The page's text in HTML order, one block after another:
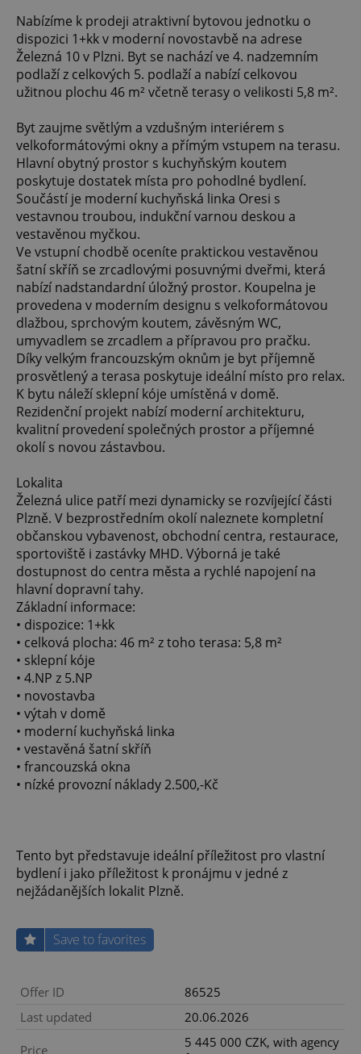
Nabízíme k prodeji atraktivní bytovou jednotku o
dispozici 1+kk v moderní novostavbě na adrese
Železná 10 v Plzni. Byt se nachází ve 4. nadzemním
podlaží z celkových 5. podlaží a nabízí celkovou
užitnou plochu 46 m² včetně terasy o velikosti 5,8 m².
Byt zaujme světlým a vzdušným interiérem s
velkoformátovými okny a přímým vstupem na terasu.
Hlavní obytný prostor s kuchyňským koutem
poskytuje dostatek místa pro pohodlné bydlení.
Součástí je moderní kuchyňská linka Oresi s
vestavnou troubou, indukční varnou deskou a
vestavěnou myčkou.
Ve vstupní chodbě oceníte praktickou vestavěnou
šatní skříň se zrcadlovými posuvnými dveřmi, která
nabízí nadstandardní úložný prostor. Koupelna je
provedena v moderním designu s velkoformátovou
dlažbou, sprchovým koutem, závěsným WC,
umyvadlem se zrcadlem a přípravou pro pračku.
Díky velkým francouzským oknům je byt příjemně
prosvětlený a terasa poskytuje ideální místo pro relax.
K bytu náleží sklepní kóje umístěná v domě.
Rezidenční projekt nabízí moderní architekturu,
kvalitní provedení společných prostor a příjemné
okolí s novou zástavbou.
Lokalita
Železná ulice patří mezi dynamicky se rozvíjející části
Plzně. V bezprostředním okolí naleznete kompletní
občanskou vybavenost, obchodní centra, restaurace,
sportoviště i zastávky MHD. Výborná je také
dostupnost do centra města a rychlé napojení na
hlavní dopravní tahy.
Základní informace:
• dispozice: 1+kk
• celková plocha: 46 m² z toho terasa: 5,8 m²
• sklepní kóje
• 4.NP z 5.NP
• novostavba
• výtah v domě
• moderní kuchyňská linka
• vestavěná šatní skříň
• francouzská okna
• nízké provozní náklady 2.500,-Kč
Tento byt představuje ideální příležitost pro vlastní
bydlení i jako příležitost k pronájmu v jedné z
nejžádanějších lokalit Plzně.
Save to favorites
Offer ID
86525
Last updated
20.06.2026
Price
5 445 000 CZK, with agency